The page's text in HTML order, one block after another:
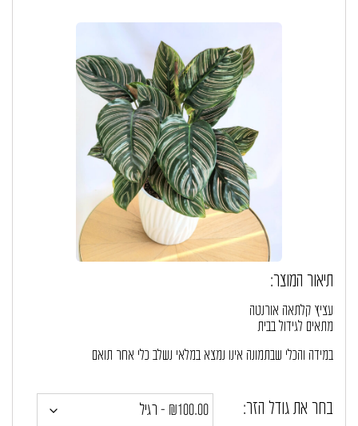
תיאור המוצר:
עציץ קלתאה אורנטה
מתאים לגידול בבית
במידה והכלי שבתמונה אינו נמצא במלאי נשלב כלי אחר תואם
בחר את גודל הזר: